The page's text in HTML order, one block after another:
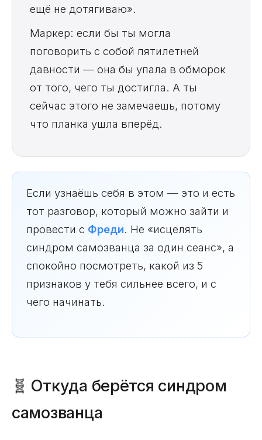
ещё не дотягиваю».
Маркер: если бы ты могла
поговорить с собой пятилетней
давности — она бы упала в обморок
от того, чего ты достигла. А ты
сейчас этого не замечаешь, потому
что планка ушла вперёд.
Если узнаёшь себя в этом — это и есть
тот разговор, который можно зайти и
провести с Фреди. Не «исцелять
синдром самозванца за один сеанс», а
спокойно посмотреть, какой из 5
признаков у тебя сильнее всего, и с
чего начинать.
🧬 Откуда берётся синдром
самозванца